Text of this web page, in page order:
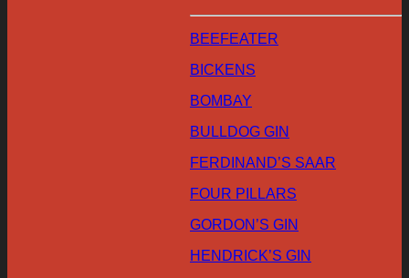
BEEFEATER
BICKENS
BOMBAY
BULLDOG GIN
FERDINAND’S SAAR
FOUR PILLARS
GORDON’S GIN
HENDRICK’S GIN